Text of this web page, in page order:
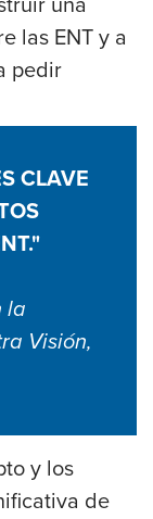
las ENT y a
pedir
CLAVE
la
Visión,
y los
de